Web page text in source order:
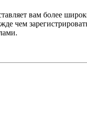
вам более
чем